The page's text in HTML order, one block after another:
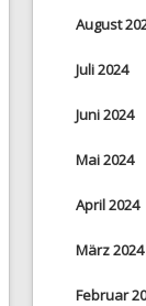
August
Juli 2024
Juni 2024
Mai 2024
April 2024
März 2024
Februar